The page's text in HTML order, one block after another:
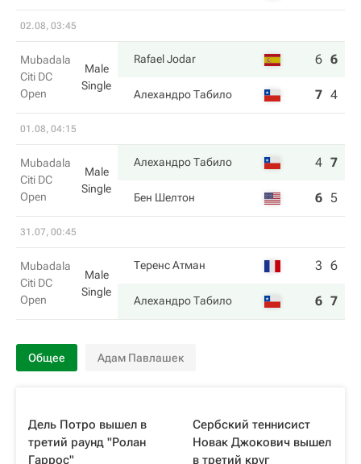
02.08, 03:45
Mubadala
Citi DC
Open
Male
Single
Rafael Jodar 6 6
Алехандро Табило 7 4
01.08, 04:15
Mubadala
Citi DC
Open
Male
Single
Алехандро Табило 4 7
Бен Шелтон 6 5
31.07, 00:45
Mubadala
Citi DC
Open
Male
Single
Теренс Атман 3 6
Алехандро Табило 6 7
Общее Адам Павлашек
Дель Потро вышел в
третий раунд "Ролан
Гаррос"
Сербский теннисист
Новак Джокович вышел
в третий круг